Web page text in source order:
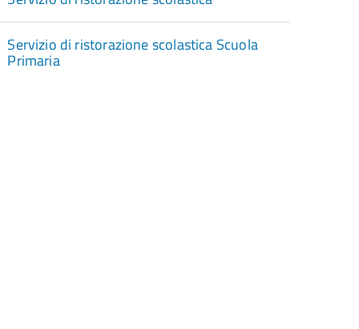
Servizio di ristorazione scolastica Scuola
Primaria